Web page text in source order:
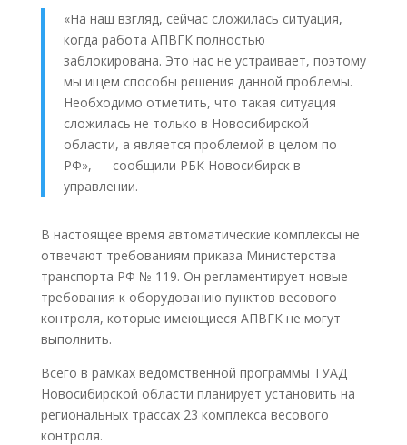
«На наш взгляд, сейчас сложилась ситуация,
когда работа АПВГК полностью
заблокирована. Это нас не устраивает, поэтому
мы ищем способы решения данной проблемы.
Необходимо отметить, что такая ситуация
сложилась не только в Новосибирской
области, а является проблемой в целом по
РФ», — сообщили РБК Новосибирск в
управлении.
В настоящее время автоматические комплексы не
отвечают требованиям приказа Министерства
транспорта РФ № 119. Он регламентирует новые
требования к оборудованию пунктов весового
контроля, которые имеющиеся АПВГК не могут
выполнить.
Всего в рамках ведомственной программы ТУАД
Новосибирской области планирует установить на
региональных трассах 23 комплекса весового
контроля.